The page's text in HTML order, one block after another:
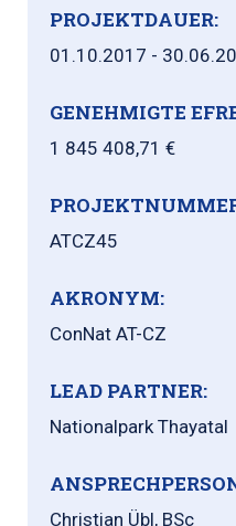
PROJEKTDAUER:
01.10.2017 -
GENEHMIGTE
1 845 408,71 €
ATCZ45
AKRONYM:
ConNat AT-CZ
LEAD PARTNER:
Nationalpark Thayatal
Christian Übl, BSc